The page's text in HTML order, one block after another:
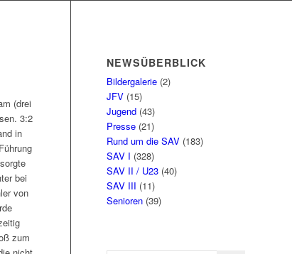
(drei
3:2
in
bei
von
zum
NEWSÜBERBLICK
Bildergalerie(2)
JFV(15)
Jugend(43)
Presse(21)
Rund um die SAV(183)
SAV I (328)
SAV II / U23(40)
SAV III (11)
Senioren(39)